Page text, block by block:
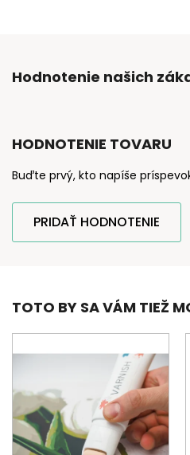
Hodnotenie našich
HODNOTENIE TOVARU
Buďte prvý, kto napíše
PRIDAŤ HODNOTENIE
TOTO BY SA VÁM TIEŽ